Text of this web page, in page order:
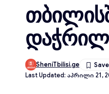
Last Updated: Აპრილი 21,
SheniTbilisi.ge